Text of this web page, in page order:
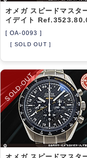
オメガ スピードマスタ
イデイト
[ OA-0093 ]
[ SOLD OUT ]
SOLD-OUT